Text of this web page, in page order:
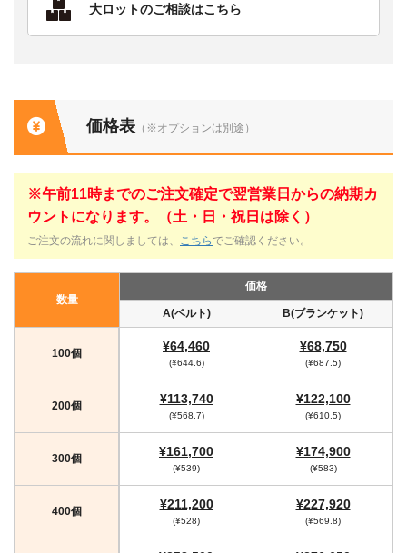
大ロットのご相談はこちら
価格表 （※オプションは別途）
※午前11時までのご注文確定で翌営業日からの納期カ
ウントになります。（土・日・祝日は除く）
ご注文の流れに関しましては、 こちら でご確認ください。
数量
価格
A(ベルト) B(ブランケット)
100個 ¥64,460
(¥644.6)
¥68,750
(¥687.5)
200個 ¥113,740
(¥568.7)
¥122,100
(¥610.5)
300個 ¥161,700
(¥539)
¥174,900
(¥583)
400個 ¥211,200
(¥528)
¥227,920
(¥569.8)